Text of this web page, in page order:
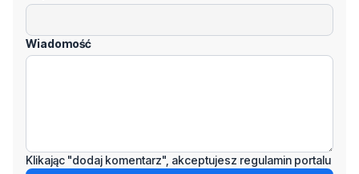
Wiadomość
Klikając "dodaj komentarz", akceptujesz regulamin portalu